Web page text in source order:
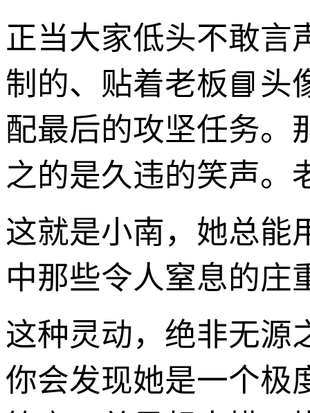
正当大家低头不敢言
制的、贴着老板📘头
配最后的攻坚任务。
之的是久违的笑声。
这就是小南，她总能
中那些令人窒息的庄
这种灵动，绝非无源
你会发现她是一个极